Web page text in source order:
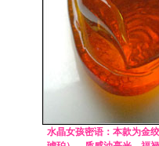
水晶女孩密语：本款为金绞